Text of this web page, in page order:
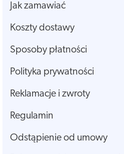
Jak zamawiać
Koszty dostawy
Sposoby płatności
Polityka prywatności
Reklamacje i zwroty
Regulamin
Odstąpienie od umowy